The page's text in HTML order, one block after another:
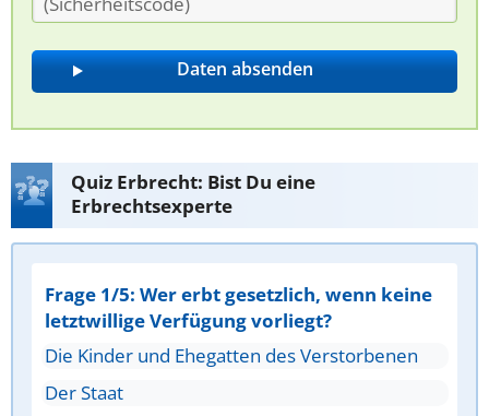
Quiz Erbrecht: Bist Du eine
Erbrechtsexperte
Frage 1/5: Wer erbt gesetzlich, wenn keine
letztwillige Verfügung vorliegt?
Die Kinder und Ehegatten des Verstorbenen
Der Staat